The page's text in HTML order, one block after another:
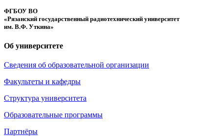
ФГБОУ ВО
«Рязанский государственный радиотехнический университет
им. В.Ф. Уткина»
Об университете
Сведения об образовательной организации
Факультеты и кафедры
Структура университета
Образовательные программы
Партнёры